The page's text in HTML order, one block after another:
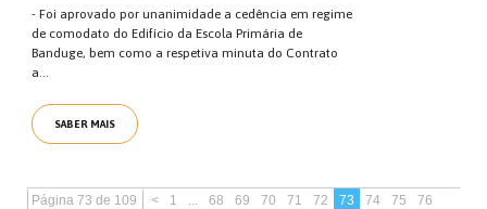
- Foi aprovado por unanimidade a cedência em regime
de comodato do Edifício da Escola Primária de
Banduge, bem como a respetiva minuta do Contrato
a...
SABER MAIS
Página 73 de 109 < 1 ... 68 69 70 71 72 73 74 75
76